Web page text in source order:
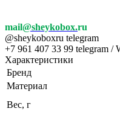
mail@sheykobox.ru
@sheykoboxru telegram
+7 961 407 33 99 telegram /
Характеристики
Бренд
Материал
Вес, г